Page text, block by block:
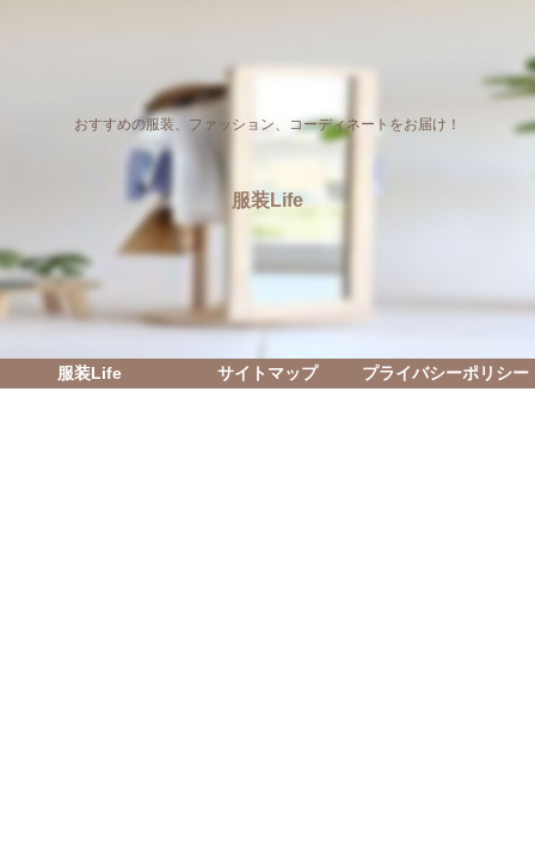
おすすめの服装、ファッション、コーディネートをお届け！
服装Life
服装Life サイトマップ プライバシーポリシー